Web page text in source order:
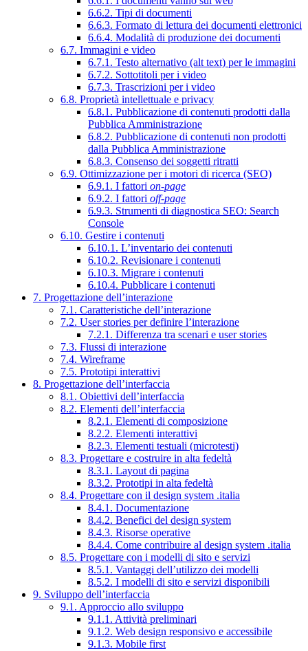
6.6.2. Tipi di documenti
6.6.3. Formato di lettura dei documenti elettronici
6.6.4. Modalità di produzione dei documenti
6.7. Immagini e video
6.7.1. Testo alternativo (alt text) per le immagini
6.7.2. Sottotitoli per i video
6.7.3. Trascrizioni per i video
6.8. Proprietà intellettuale e privacy
6.8.1. Pubblicazione di contenuti prodotti dalla
Pubblica Amministrazione
6.8.2. Pubblicazione di contenuti non prodotti
dalla Pubblica Amministrazione
6.8.3. Consenso dei soggetti ritratti
6.9. Ottimizzazione per i motori di ricerca (SEO)
6.9.1. I fattori on-page
6.9.2. I fattori off-page
6.9.3. Strumenti di diagnostica SEO: Search
Console
6.10. Gestire i contenuti
6.10.1. L’inventario dei contenuti
6.10.2. Revisionare i contenuti
6.10.3. Migrare i contenuti
6.10.4. Pubblicare i contenuti
7. Progettazione dell’interazione
7.1. Caratteristiche dell’interazione
7.2. User stories per definire l’interazione
7.2.1. Differenza tra scenari e user stories
7.3. Flussi di interazione
7.4. Wireframe
7.5. Prototipi interattivi
8. Progettazione dell’interfaccia
8.1. Obiettivi dell’interfaccia
8.2. Elementi dell’interfaccia
8.2.1. Elementi di composizione
8.2.2. Elementi interattivi
8.2.3. Elementi testuali (microtesti)
8.3. Progettare e costruire in alta fedeltà
8.3.1. Layout di pagina
8.3.2. Prototipi in alta fedeltà
8.4. Progettare con il design system .italia
8.4.1. Documentazione
8.4.2. Benefici del design system
8.4.3. Risorse operative
8.4.4. Come contribuire al design system .italia
8.5. Progettare con i modelli di sito e servizi
8.5.1. Vantaggi dell’utilizzo dei modelli
8.5.2. I modelli di sito e servizi disponibili
9. Sviluppo dell’interfaccia
9.1. Approccio allo sviluppo
9.1.1. Attività preliminari
9.1.2. Web design responsivo e accessibile
9.1.3. Mobile first